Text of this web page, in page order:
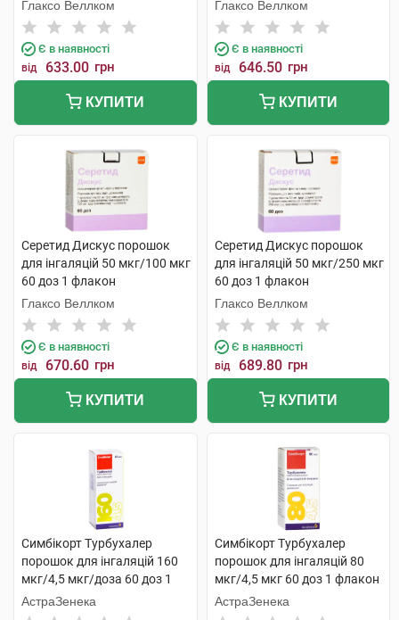
Глаксо Веллком
Є в наявності
від 633.00 грн
КУПИТИ
Глаксо Веллком
Є в наявності
від 646.50 грн
КУПИТИ
Серетид Дискус порошок
для інгаляцій 50 мкг/100 мкг
60 доз 1 флакон
Глаксо Веллком
Є в наявності
від 670.60 грн
КУПИТИ
Серетид Дискус порошок
для інгаляцій 50 мкг/250 мкг
60 доз 1 флакон
Глаксо Веллком
Є в наявності
від 689.80 грн
КУПИТИ
Симбікорт Турбухалер
порошок для інгаляцій 160
мкг/4,5 мкг/доза 60 доз 1
флакон
АстраЗенека
Симбікорт Турбухалер
порошок для інгаляцій 80
мкг/4,5 мкг 60 доз 1 флакон
АстраЗенека